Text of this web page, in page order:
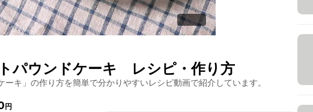
パウンドケーキ レシピ・作り方
ーキ 」の作り方を簡単で分かりやすいレシピ動画で紹介しています。
円